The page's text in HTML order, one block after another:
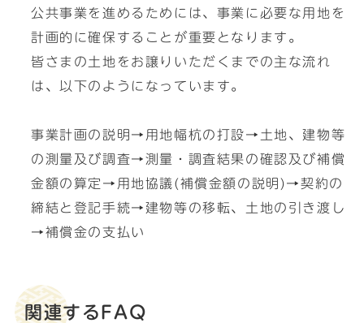
公共事業を進めるためには、事業に必要な用地を
計画的に確保することが重要となります。
皆さまの土地をお譲りいただくまでの主な流れ
は、以下のようになっています。
事業計画の説明→用地幅杭の打設→土地、建物等
の測量及び調査→測量・調査結果の確認及び補償
金額の算定→用地協議(補償金額の説明)→契約の
締結と登記手続→建物等の移転、土地の引き渡し
→補償金の支払い
関連するFAQ